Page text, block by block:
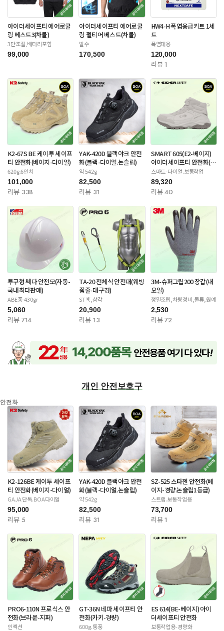
아이더세이프티 에어로쿨
링 베스트3(차콜)
3단조절,배터리포함
99,000
아이더세이프티 에어로쿨
링 펠티어 베스트(차콜)
발수
170,500
HW4-H 폭염응급키트 1세
트
폭염대응
120,000
리뷰 1
K2-67S BE 케이투 세이프
티 안전화(베이지-다이얼)
620g.6인치
101,000
리뷰 338
YAK-420D 블랙야크 안전
화(블랙-다이얼.논슬립)
약 542g
82,500
리뷰 31
SMART 605(E2-베이지)
아이더세이프티 안전화(스
틸토캡)
스마트-다이얼.보통작업
89,320
리뷰 40
투구형 쎄다 안전모(자동-
국내최다판매)
ABE종-430gr
5,060
리뷰 714
TA-20 전체식 안전대(웨빙
죔줄-대구경)
ST훅,삼각
20,900
리뷰 13
3M-슈퍼그립200 장갑(내
오일)
정밀조립,차량정비,물류,원예
2,530
리뷰 72
개인 안전보호구
안전화
K2-126BE 케이투 세이프
티 안전화(베이지-다이얼)
GAJA 단독.BOA다이얼
95,000
리뷰 5
YAK-420D 블랙야크 안전
화(블랙-다이얼.논슬립)
약 542g
82,500
리뷰 31
SZ-525 스타젠 안전화(베
이지-경량.논슬립1등급)
스트랩.보통작업용
73,700
리뷰 1
PRO6-110N 프로식스 안
전화(브라운-지퍼)
인젝션
GT-36N 네파 세이프티 안
전화(카키-경량)
600g.통풍
ES 614(BE-베이지) 아이
더세이프티 안전화
보통작업용-경량화